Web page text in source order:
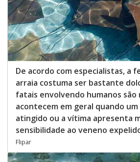
De acordo com especialistas, a
arraia costuma ser bastante
fatais envolvendo humanos são
acontecem em geral quando
atingido ou a vítima apresenta
sensibilidade ao veneno
Flipar